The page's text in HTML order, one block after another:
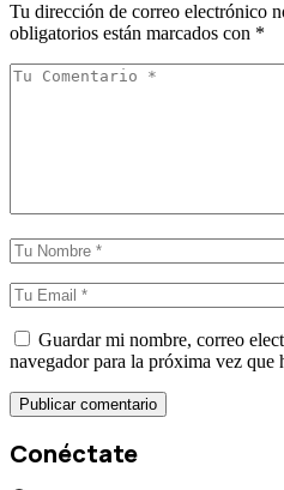
Tu dirección de correo electrónico
obligatorios están marcados con *
Guardar mi nombre, correo
navegador para la próxima vez que
Conéctate